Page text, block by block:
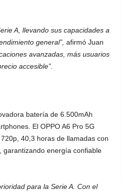
A, llevando sus capacidades a
general”, afirmó Juan
avanzadas, más usuarios
accesible”.
batería de 6.500mAh
El OPPO A6 Pro 5G
40,3 horas de llamadas con
garantizando energía confiable
para la Serie A. Con el